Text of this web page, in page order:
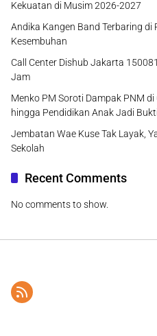
Kekuatan di Musim 2026-2027
Andika Kangen Band Terbaring
Kesembuhan
Call Center Dishub Jakarta
Jam
Menko PM Soroti Dampak PNM
hingga Pendidikan Anak Jadi Bukti
Jembatan Wae Kuse Tak Layak,
Sekolah
Recent Comments
No comments to show.